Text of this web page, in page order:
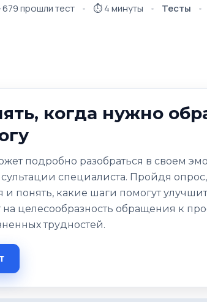
679 прошли тест ⏱️4 минуты Тесты
когда нужно
подробно разобраться в своем
специалиста. Пройдя
понять, какие шаги помогут
целесообразность обращения к
трудностей.